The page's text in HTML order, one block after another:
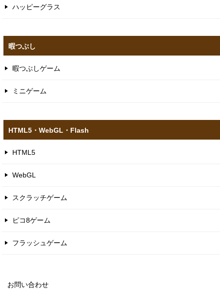
ハッピーグラス
暇つぶし
暇つぶしゲーム
ミニゲーム
HTML5​・WebGL​・Flash
HTML5
WebGL
スクラッチゲーム
ピコ8ゲーム
フラッシュゲーム
お問い合わせ